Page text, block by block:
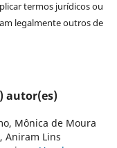
termos jurídicos ou
legalmente outros de
autor(es)
Mônica de Moura
Aniram Lins